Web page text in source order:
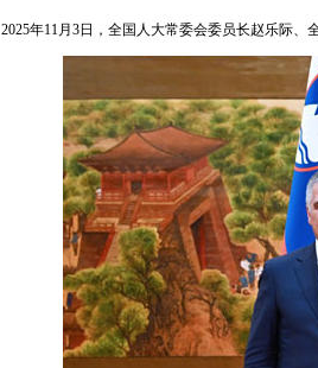
2025年11月3日，全国人大常委会委员长赵乐际、